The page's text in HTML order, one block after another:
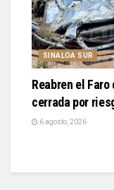
SINALOA SUR
Reabren el
cerrada por
6 agosto, 2026